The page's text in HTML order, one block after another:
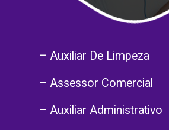
– Auxiliar De Limpeza
– Assessor Comercial
– Auxiliar Administrativo